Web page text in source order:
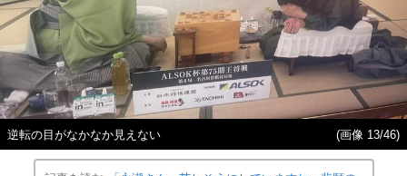
逆転の目がなかなか見えない (画像 13/46)